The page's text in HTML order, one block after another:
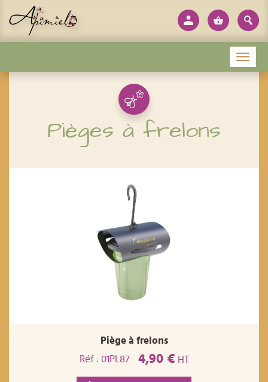
Pièges à frelons
Piège à frelons
Réf : 01PL87
4,90 € HT
Menu
Panneau de gestion des cookies